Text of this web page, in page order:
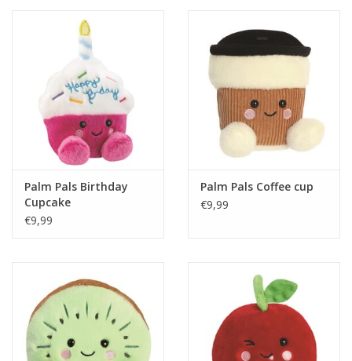
Palm Pals Birthday
Cupcake
€9,99
Palm Pals Coffee cup
€9,99